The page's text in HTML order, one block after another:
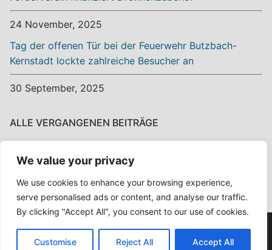
We value your privacy
We use cookies to enhance your browsing experience,
serve personalised ads or content, and analyse our traffic.
By clicking "Accept All", you consent to our use of cookies.
Customise Reject All Accept All
24 November, 2025
Tag der offenen Tür bei der Feuerwehr Butzbach-
Kernstadt lockte zahlreiche Besucher an
30 September, 2025
ALLE VERGANGENEN BEITRÄGE
vergangenen
Beiträge
Copyright © 2026 Ehrenamt? Ehrensache! – Powered by
Customify